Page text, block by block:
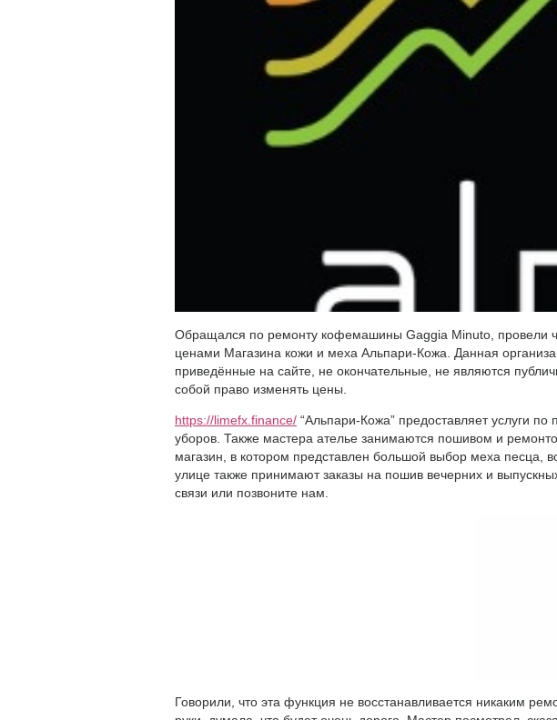
Обращался по ремонту кофемашины Gaggia Minuto, провели
ценами Магазина кожи и меха Альпари-Кожа. Данная
приведённые на сайте, не окончательные, не являются
собой право изменять цены.
https://limefx.finance/ “Альпари-Кожа” предоставляет услуги
уборов. Также мастера ателье занимаются пошивом и
магазин, в котором представлен большой выбор меха песца,
улице также принимают заказы на пошив вечерних и
связи или позвоните нам.
Говорили, что эта функция не восстанавливается никаким